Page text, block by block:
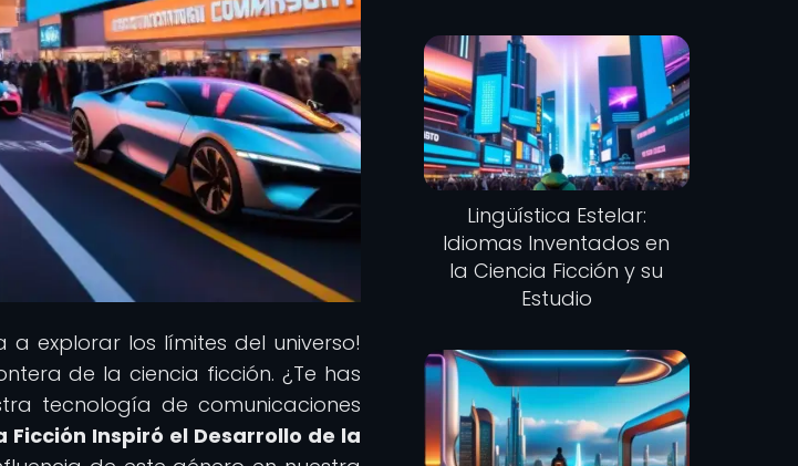
explorar los límites del universo!
de la ciencia ficción. ¿Te has
tecnología de comunicaciones
Ficción Inspiró el Desarrollo de la
Lingüística Estelar:
Idiomas Inventados en
la Ciencia Ficción y su
Estudio